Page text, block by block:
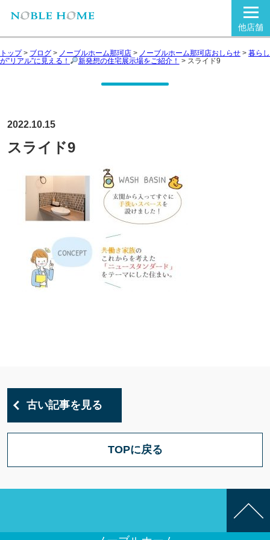
他店舗
トップ> ブログ > ノーブルホーム那珂店 > ノーブルホーム那珂店おしらせ > 暮らし
が”リアル”に見える！
新発想の住宅展示場をご紹介！ > スライド9
2022.10.15
スライド9
古い記事を見る
TOPに戻る